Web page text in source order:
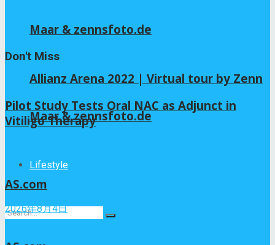
Maar & zennsfoto.de
Allianz Arena 2022 | Virtual tour by Zenn
Maar & zennsfoto.de
Lifestyle
Don't Miss
Pilot Study Tests Oral NAC as Adjunct in
Vitiligo Therapy
AS.com
2026年8月4日